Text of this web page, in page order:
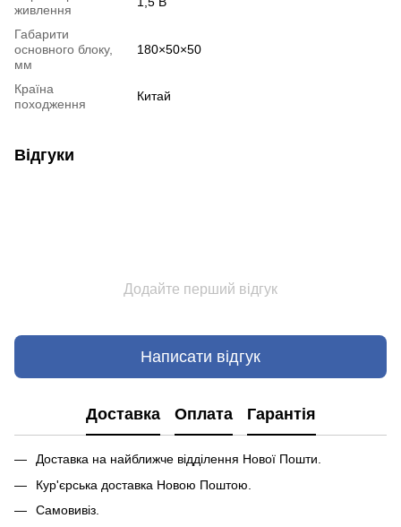
живлення
Габарити
основного блоку,
мм
180×50×50
Країна
походження
Китай
Відгуки
Додайте перший відгук
Написати відгук
Доставка Оплата Гарантія
Доставка на найближче відділення Нової Пошти.
Кур'єрська доставка Новою Поштою.
Самовивіз.